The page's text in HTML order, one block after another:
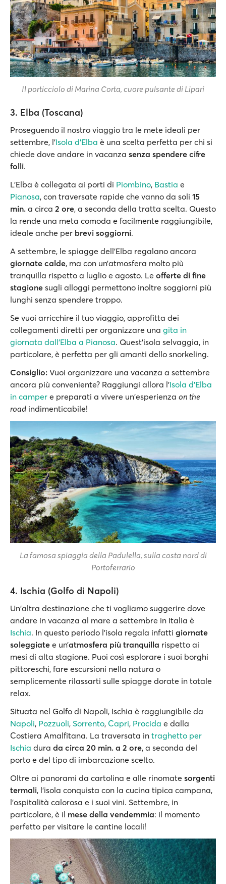
Il porticciolo di Marina Corta, cuore pulsante di Lipari
3. Elba (Toscana)
Proseguendo il nostro viaggio tra le mete ideali per
settembre, l’Isola d’Elba è una scelta perfetta per chi si
chiede dove andare in vacanza senza spendere cifre
folli.
L'Elba è collegata ai porti di Piombino, Bastia e
Pianosa, con traversate rapide che vanno da soli 15
min. a circa 2 ore, a seconda della tratta scelta. Questo
la rende una meta comoda e facilmente raggiungibile,
ideale anche per brevi soggiorni.
A settembre, le spiagge dell’Elba regalano ancora
giornate calde, ma con un’atmosfera molto più
tranquilla rispetto a luglio e agosto. Le offerte di fine
stagione sugli alloggi permettono inoltre soggiorni più
lunghi senza spendere troppo.
Se vuoi arricchire il tuo viaggio, approfitta dei
collegamenti diretti per organizzare una gita in
giornata dall’Elba a Pianosa. Quest'isola selvaggia, in
particolare, è perfetta per gli amanti dello snorkeling.
Consiglio: Vuoi organizzare una vacanza a settembre
ancora più conveniente? Raggiungi allora l'Isola d'Elba
in camper e preparati a vivere un'esperienza on the
road indimenticabile!
La famosa spiaggia della Padulella, sulla costa nord di
Portoferrario
4. Ischia (Golfo di Napoli)
Un'altra destinazione che ti vogliamo suggerire dove
andare in vacanza al mare a settembre in Italia è
Ischia. In questo periodo l’isola regala infatti giornate
soleggiate e un’atmosfera più tranquilla rispetto ai
mesi di alta stagione. Puoi così esplorare i suoi borghi
pittoreschi, fare escursioni nella natura o
semplicemente rilassarti sulle spiagge dorate in totale
relax.
Situata nel Golfo di Napoli, Ischia è raggiungibile da
Napoli, Pozzuoli, Sorrento, Capri, Procida e dalla
Costiera Amalfitana. La traversata in traghetto per
Ischia dura da circa 20 min. a 2 ore, a seconda del
porto e del tipo di imbarcazione scelto.
Oltre ai panorami da cartolina e alle rinomate sorgenti
termali, l’isola conquista con la cucina tipica campana,
l’ospitalità calorosa e i suoi vini. Settembre, in
particolare, è il mese della vendemmia: il momento
perfetto per visitare le cantine locali!